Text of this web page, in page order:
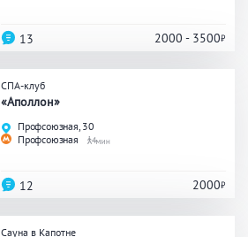
Ресторан/ бар2000 - 3500
13
СПА-клуб
«Аполлон»
Профсоюзная, 30
Профсоюзная
4
2000
12
Сауна в Капотне